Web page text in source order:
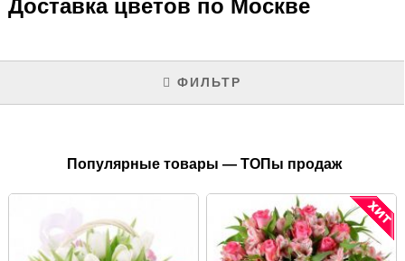
Доставка цветов по Москве
ФИЛЬТР
Популярные товары — ТОПы продаж